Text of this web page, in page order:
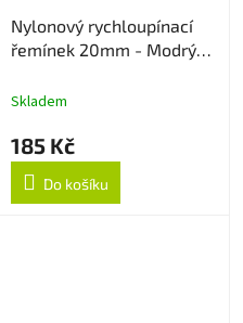
Nylonový rychloupínací
řemínek 20mm - Modrý
Skladem
185 Kč
Do košíku